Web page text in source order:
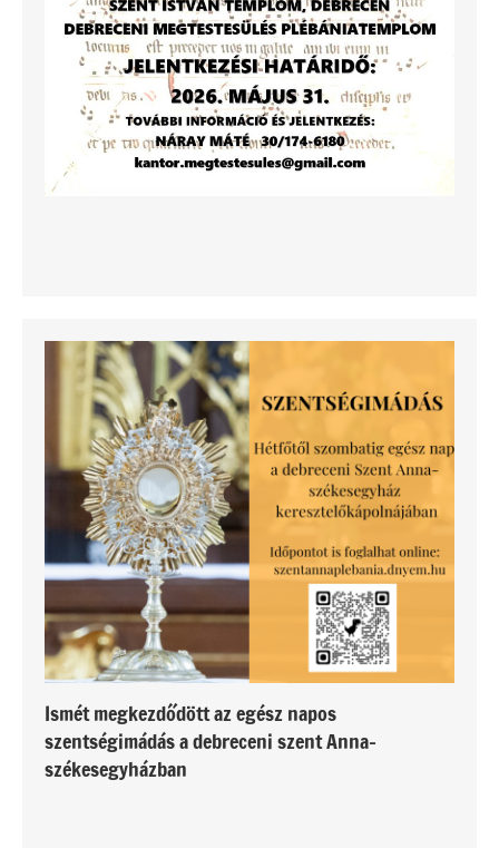
Ismét megkezdődött az egész napos
szentségimádás a debreceni szent Anna-
székesegyházban